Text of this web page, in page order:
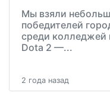
Мы взяли
победителей
среди колледжей
Dota 2 —...
2 года назад